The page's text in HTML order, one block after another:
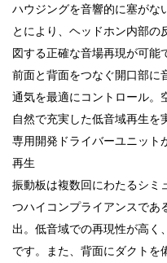
ハウジングを音響的に塞がな
とにより、ヘッドホン内部の
図する正確な音場再現が可能
前面と背面をつなぐ開口部に
通気を最適にコントロール。
自然で充実した低音域再生を
専用開発ドライバーユニット
再生
振動板は複数回にわたるシミ
つハイコンプライアンスであ
出。低音域での再現性が高く
です。また、背面にダクトを